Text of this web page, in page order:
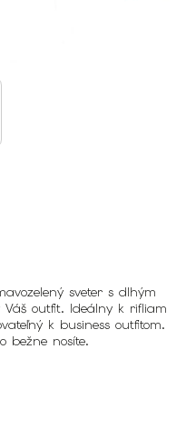
sveter s dlhým
outfit. Ideálny k rifliam
k business outfitom.
bežne nosíte.